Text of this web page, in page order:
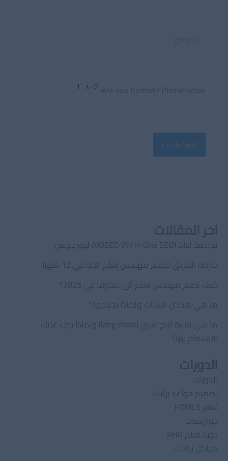
مراجعة أداة AIOSEO (All in One SEO) لووردبريس
خارطة الطريق لتصبح مهندس تعلّم الآلة في 12 شهرًا
كيف تصبح مهندس تعلم آلي محترفًا في 2025؟
ما هي هياكل البيانات ولماذا نحتاجها؟
ما هي تقنية لانج تشين (lang chain) ولماذا يجب عليك
الإهتمام بها؟
الدورات
الدورات
تصميم قواعد بيانات
تعلم HTML5
خوارزميات
دورة تعلم PHP
هياكل بيانات